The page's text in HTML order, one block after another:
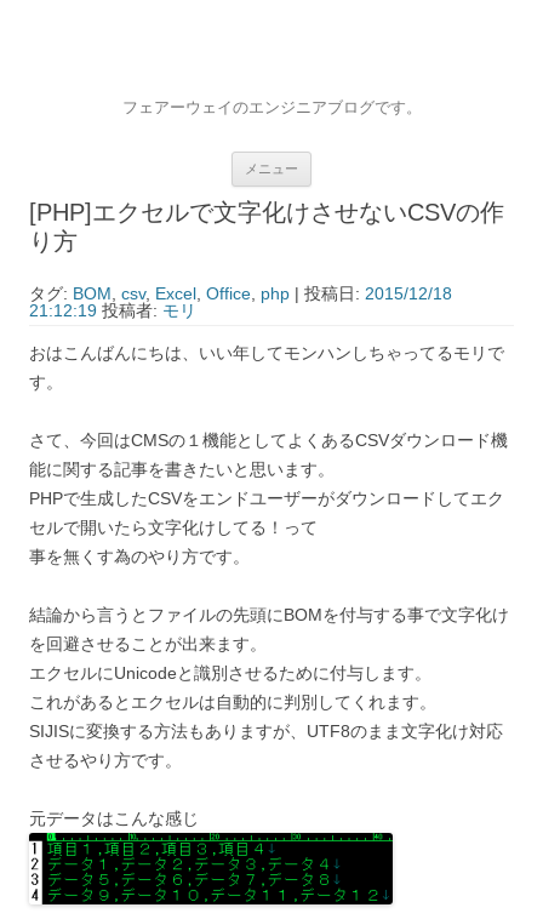
フェアーウェイのエンジニアブログです。
メニュー
[PHP]エクセルで文字化けさせないCSVの作
り方
タグ: BOM csv, Excel Office php | 投稿日: 2015/12/18
21:12:19 投稿者: モリ
おはこんばんにちは、いい年してモンハンしちゃってるモリで
す。
さて、今回はCMSの１機能としてよくあるCSVダウンロード機
能に関する記事を書きたいと思います。
PHPで生成したCSVをエンドユーザーがダウンロードしてエク
セルで開いたら文字化けしてる！って
事を無くす為のやり方です。
結論から言うとファイルの先頭にBOMを付与する事で文字化け
を回避させることが出来ます。
エクセルにUnicodeと識別させるために付与します。
これがあるとエクセルは自動的に判別してくれます。
SIJISに変換する方法もありますが、UTF8のまま文字化け対応
させるやり方です。
元データはこんな感じ